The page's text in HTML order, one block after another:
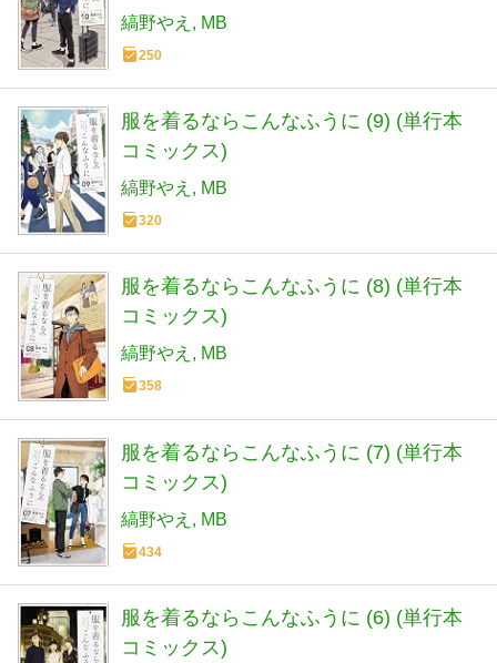
縞野やえ MB
250
服を着るならこんなふうに (9) (単行本
コミックス)
縞野やえ MB
320
服を着るならこんなふうに (8) (単行本
コミックス)
縞野やえ MB
358
服を着るならこんなふうに (7) (単行本
コミックス)
縞野やえ MB
434
服を着るならこんなふうに (6) (単行本
コミックス)